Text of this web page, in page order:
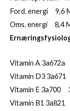
Ford. energi 9,6
Oms. energi 8,4
Vitamin A
Vitamin D3
Vitamin E 3a700
Vitamin B1